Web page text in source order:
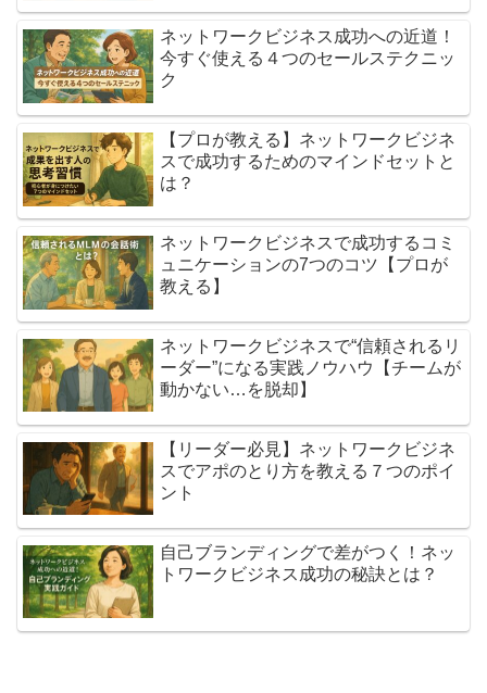
ネットワークビジネス成功への近道！
今すぐ使える４つのセールステクニッ
ク
【プロが教える】ネットワークビジネ
スで成功するためのマインドセットと
は？
ネットワークビジネスで成功するコミ
ュニケーションの7つのコツ【プロが
教える】
ネットワークビジネスで“信頼されるリ
ーダー”になる実践ノウハウ【チームが
動かない…を脱却】
【リーダー必見】ネットワークビジネ
スでアポのとり方を教える７つのポイ
ント
自己ブランディングで差がつく！ネッ
トワークビジネス成功の秘訣とは？